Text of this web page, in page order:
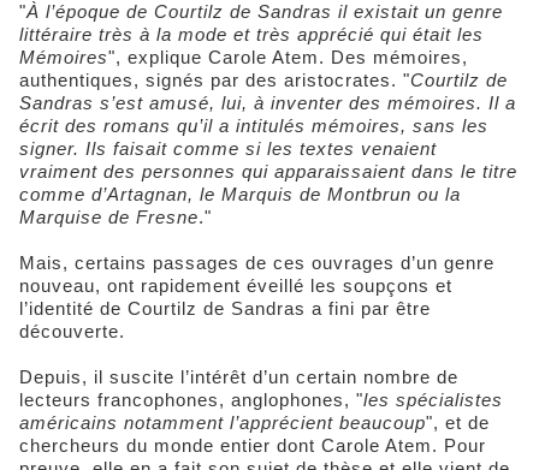
"À l’époque de Courtilz de Sandras il existait un genre
littéraire très à la mode et très apprécié qui était les
Mémoires", explique Carole Atem. Des mémoires,
authentiques, signés par des aristocrates. "Courtilz de
Sandras s’est amusé, lui, à inventer des mémoires. Il a
écrit des romans qu’il a intitulés mémoires, sans les
signer. Ils faisait comme si les textes venaient
vraiment des personnes qui apparaissaient dans le titre
comme d’Artagnan, le Marquis de Montbrun ou la
Marquise de Fresne."
Mais, certains passages de ces ouvrages d’un genre
nouveau, ont rapidement éveillé les soupçons et
l’identité de Courtilz de Sandras a fini par être
découverte.
Depuis, il suscite l’intérêt d’un certain nombre de
lecteurs francophones, anglophones, "les spécialistes
américains notamment l’apprécient beaucoup", et de
chercheurs du monde entier dont Carole Atem. Pour